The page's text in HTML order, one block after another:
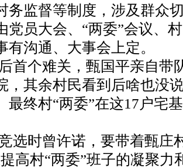
务监督等制度，涉及群众
党员大会、“两委”会议、
有沟通、大事会上定。
首个难关，甄国平亲自带
，其余村民看到后啥也没
最终村“两委”在这17户宅
选时曾许诺，要带着甄庄
高村“两委”班子的凝聚力